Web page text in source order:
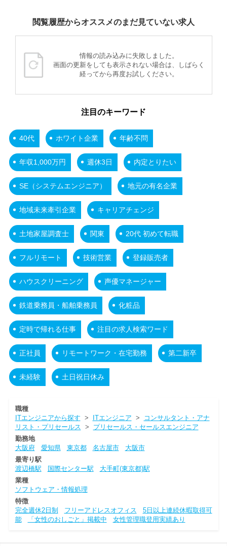
閲覧履歴からオススメのまだ見ていない求人
情報の読み込みに失敗しました。
画面の更新をしても表示されない場合は、しばらく
経ってから再度お試しください。
注目のキーワード
40代 ホワイト企業 年齢不問
年収1,000万円 週休3日 内定とりたい
SE（システムエンジニア） 地元の有名企業
地域未来牽引企業 キャリアチェンジ
土地家屋調査士 関東 20代 初めて転職
フルリモート 技術営業 登録販売者
ハウスクリーニング 声優マネージャー
鉄道乗務員・船舶乗務員 化粧品
定時で帰れる仕事 注目の求人検索ワード
正社員 リモートワーク・在宅勤務 第二新卒
未経験 土日祝日休み
職種
ITエンジニアから探す > ITエンジニア >
コンサルタント・アナ
リスト・プリセールス > プリセールス・セールスエンジニア
勤務地
大阪府
愛知県 東京都 名古屋市
大阪市
最寄り駅
渡辺橋駅
国際センター駅
大手町(東京都)駅
業種
ソフトウェア・情報処理
特徴
完全週休2日制
フリーアドレスオフィス
5日以上連続休暇取得可
能
「女性のおしごと」掲載中 女性管理職登用実績あり